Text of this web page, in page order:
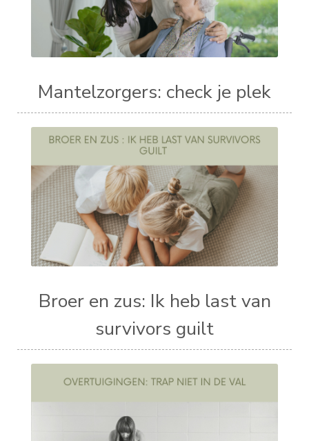
Mantelzorgers: check je plek
Broer en zus: Ik heb last van
survivors guilt